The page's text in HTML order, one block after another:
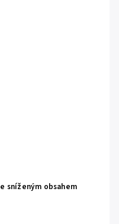
sníženým obsahem